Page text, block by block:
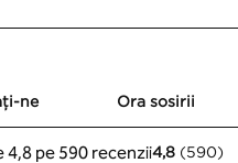
ne
Ora sosirii
4,8 (590)